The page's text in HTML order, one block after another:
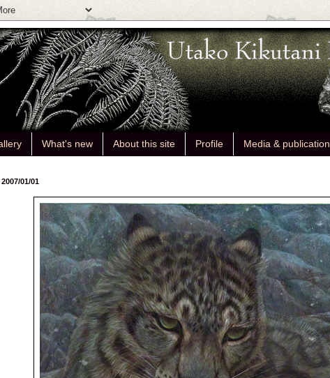
What's new About this site Profile Media & publication
2007/01/01